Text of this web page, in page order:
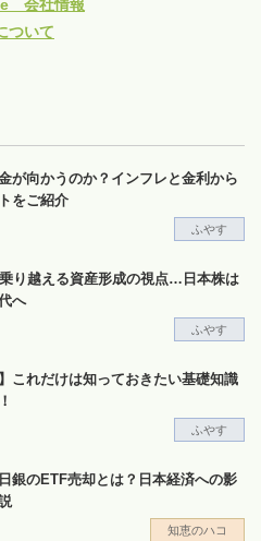
会社情報
ついて
が向かうのか？インフレと金利から
をご紹介
ふやす
乗り越える資産形成の視点…日本株は
へ
ふやす
これだけは知っておきたい基礎知識
ふやす
銀のETF売却とは？日本経済への影
知恵のハコ